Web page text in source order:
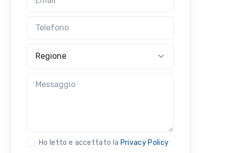
Ho letto e accettato la Privacy Policy